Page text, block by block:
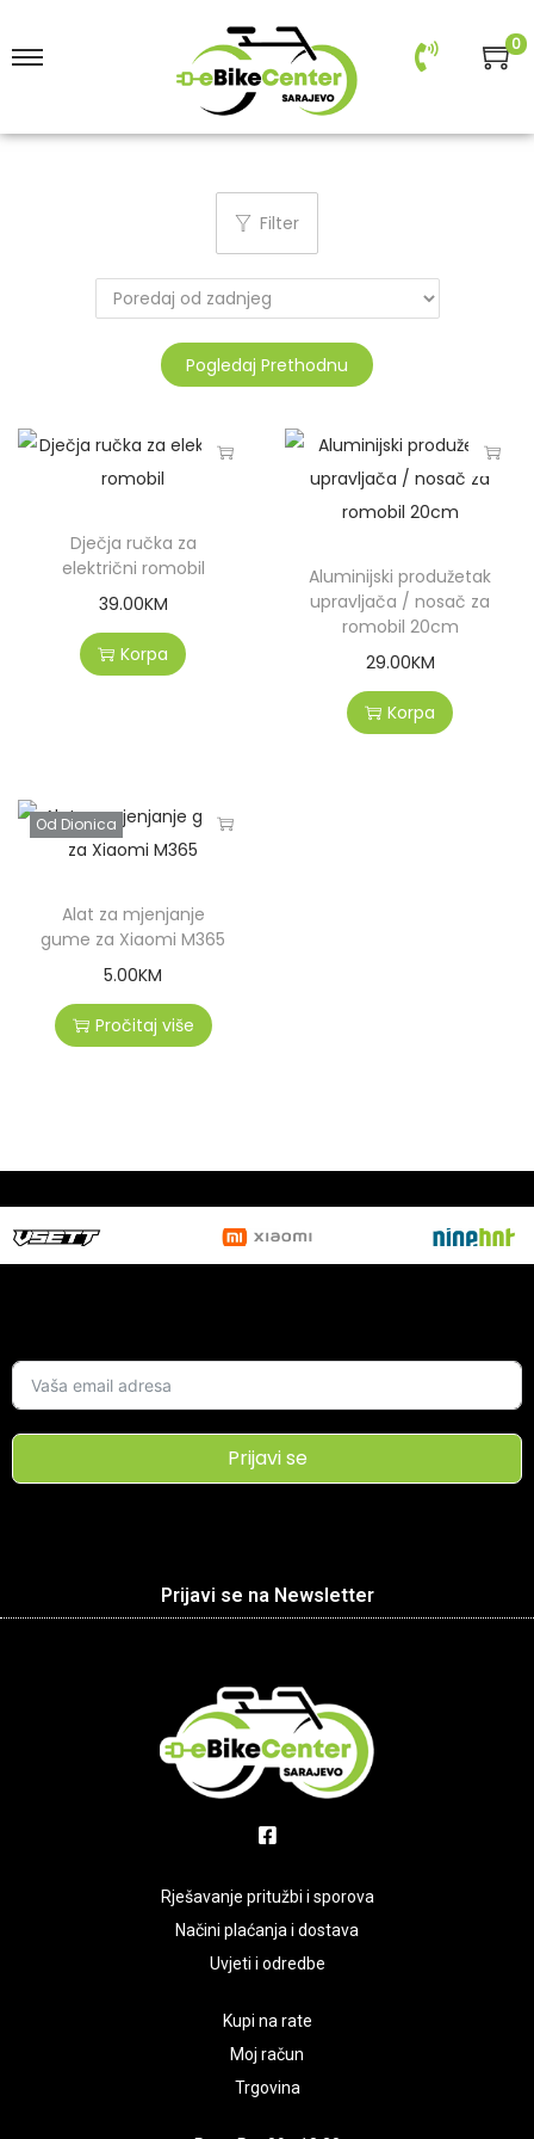
0
Pogledaj Prethodnu
Filter
Dječja ručka za
električni romobil
39.00KM
Korpa
Aluminijski produžetak
upravljača / nosač za
romobil 20cm
29.00KM
Korpa
Od Dionica
Alat za mjenjanje
gume za Xiaomi M365
5.00KM
Pročitaj više
Prijavi se
Prijavi se na Newsletter
Rješavanje pritužbi i sporova
Načini plaćanja i dostava
Uvjeti i odredbe
Kupi na rate
Moj račun
Trgovina